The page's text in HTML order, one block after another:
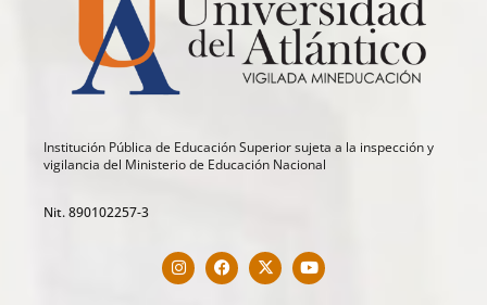
Institución Pública de Educación Superior sujeta a la inspección y
vigilancia del Ministerio de Educación Nacional
Nit. 890102257-3